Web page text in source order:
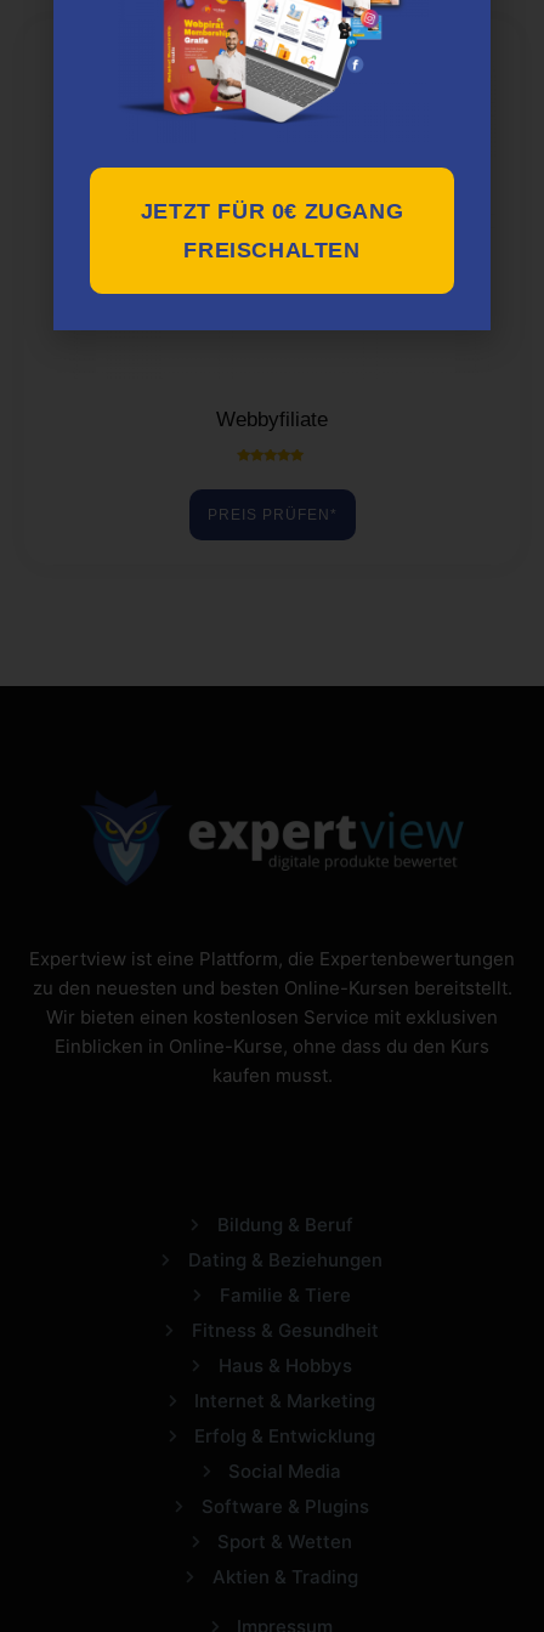
Webbyfiliate
PREIS PRÜFEN*
Expertview ist eine Plattform, die Expertenbewertungen
zu den neuesten und besten Online-Kursen bereitstellt.
Wir bieten einen kostenlosen Service mit exklusiven
Einblicken in Online-Kurse, ohne dass du den Kurs
kaufen musst.
Bildung & Beruf
Dating & Beziehungen
Familie & Tiere
Fitness & Gesundheit
Haus & Hobbys
Internet & Marketing
Erfolg & Entwicklung
Social Media
Software & Plugins
Sport & Wetten
Aktien & Trading
Impressum
JETZT FÜR 0€ ZUGANG
FREISCHALTEN